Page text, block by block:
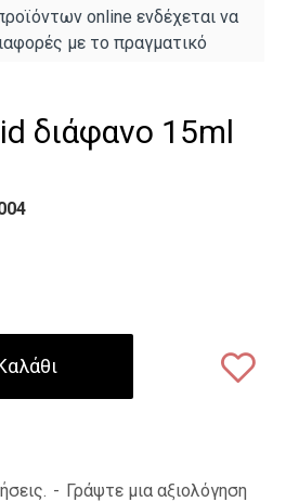
online ενδέχεται να
με το πραγματικό
διάφανο 15ml
- Γράψτε μια αξιολόγηση